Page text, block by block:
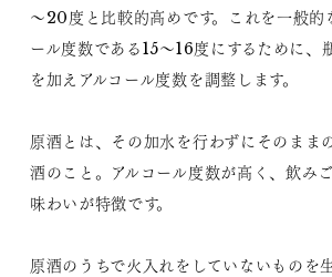
～20度と比較的高めです。これを一般的
ール度数である15～16度にするために、
を加えアルコール度数を調整します。
原酒とは、その加水を行わずにそのまま
酒のこと。アルコール度数が高く、飲み
味わいが特徴です。
原酒のうちで火入れをしていないものを